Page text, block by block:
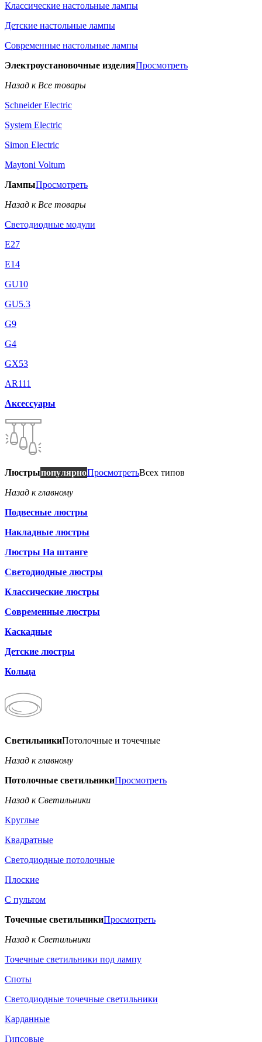
Классические настольные лампы
Детские настольные лампы
Современные настольные лампы
Электроустановочные изделияПросмотреть
Назад к Все товары
Schneider Electric
System Electric
Simon Electric
Maytoni Voltum
ЛампыПросмотреть
Назад к Все товары
Светодиодные модули
E27
E14
GU10
GU5.3
G9
G4
GX53
AR111
Аксессуары
ЛюстрыпопулярноПросмотретьВсех типов
Назад к главному
Подвесные люстры
Накладные люстры
Люстры На штанге
Светодиодные люстры
Классические люстры
Современные люстры
Каскадные
Детские люстры
Кольца
СветильникиПотолочные и точечные
Назад к главному
Потолочные светильникиПросмотреть
Назад к Светильники
Круглые
Квадратные
Светодиодные потолочные
Плоские
С пультом
Точечные светильникиПросмотреть
Назад к Светильники
Точечные светильники под лампу
Споты
Светодиодные точечные светильники
Карданные
Гипсовые